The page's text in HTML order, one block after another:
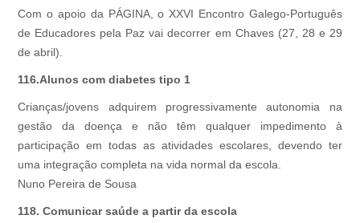
Com o apoio da PÁGINA, o XXVI Encontro Galego-Português
de Educadores pela Paz vai decorrer em Chaves (27, 28 e 29
de abril).
116.Alunos com diabetes tipo 1
Crianças/jovens adquirem progressivamente autonomia na
gestão da doença e não têm qualquer impedimento à
participação em todas as atividades escolares, devendo ter
uma integração completa na vida normal da escola.
Nuno Pereira de Sousa
118. Comunicar saúde a partir da escola